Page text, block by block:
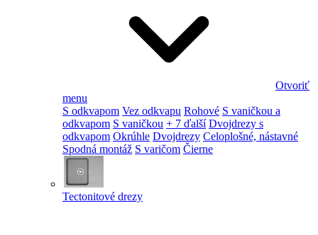
Otvoriť
menu
S odkvapom Vez odkvapu Rohové S vaničkou a
odkvapom S vaničkou + 7 ďalší Dvojdrezy s
odkvapom Okrúhle Dvojdrezy Celoplošné, nástavné
Spodná montáž S varičom Čierne
Tectonitové drezy